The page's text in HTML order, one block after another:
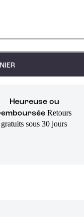
Heureuse ou
Retours
gratuits sous 30 jours